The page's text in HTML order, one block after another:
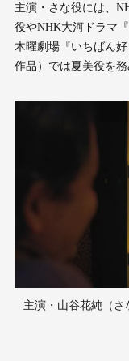
主演・さな役には、
役やNHK大河ドラマ
木曜劇場『いちばん
作品）では夏美役を務
主演・山谷花純（